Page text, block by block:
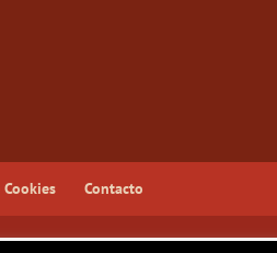
Contacto